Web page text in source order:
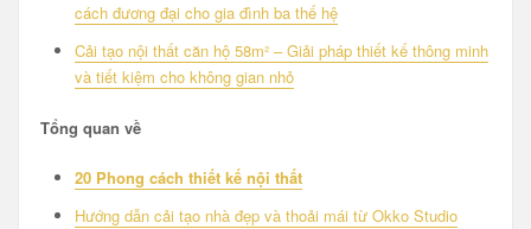
cách đương đại cho gia đình ba thế hệ
Cải tạo nội thất căn hộ 58m² – Giải pháp thiết kế thông minh
và tiết kiệm cho không gian nhỏ
Tổng quan về
20 Phong cách thiết kế nội thất
Hướng dẫn cải tạo nhà đẹp và thoải mái từ Okko Studio